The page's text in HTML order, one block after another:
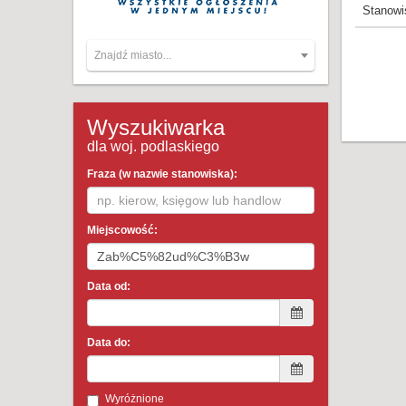
Znajdź miasto...
Wyszukiwarka
dla woj. podlaskiego
Fraza (w nazwie stanowiska):
Miejscowość:
Data od:
Data do:
Wyróżnione